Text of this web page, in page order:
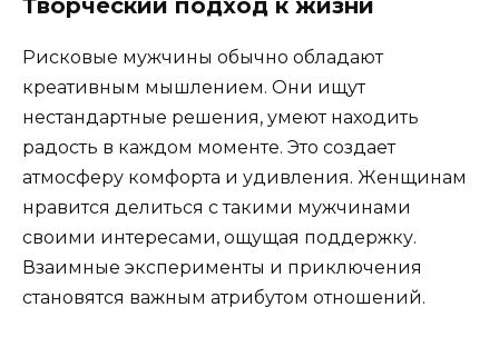
Творческий подход к жизни
Рисковые мужчины обычно обладают
креативным мышлением. Они ищут
нестандартные решения, умеют находить
радость в каждом моменте. Это создает
атмосферу комфорта и удивления. Женщинам
нравится делиться с такими мужчинами
своими интересами, ощущая поддержку.
Взаимные эксперименты и приключения
становятся важным атрибутом отношений.